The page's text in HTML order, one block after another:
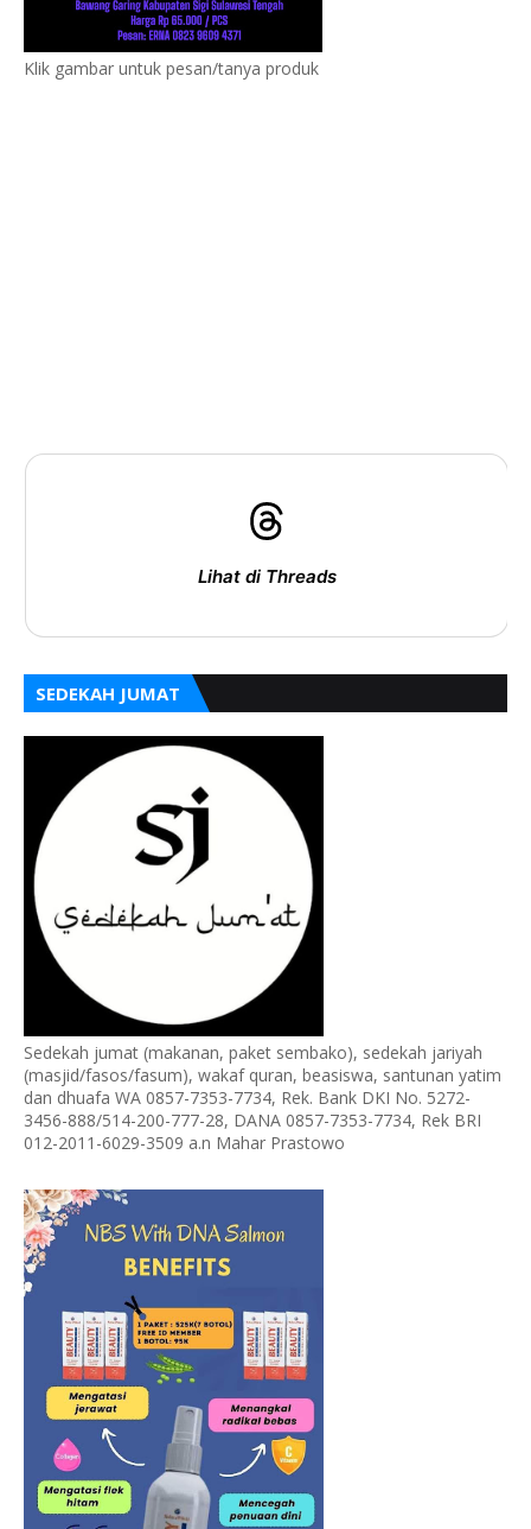
Klik gambar untuk pesan/tanya produk
Lihat di Threads
SEDEKAH JUMAT
Sedekah jumat (makanan, paket sembako), sedekah jariyah
(masjid/fasos/fasum), wakaf quran, beasiswa, santunan yatim
dan dhuafa WA 0857-7353-7734, Rek. Bank DKI No. 5272-
3456-888/514-200-777-28, DANA 0857-7353-7734, Rek BRI
012-2011-6029-3509 a.n Mahar Prastowo